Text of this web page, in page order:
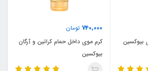
740,000 تومان
کرم موی داخل حمام کراتین و آرگان
بیوکسین